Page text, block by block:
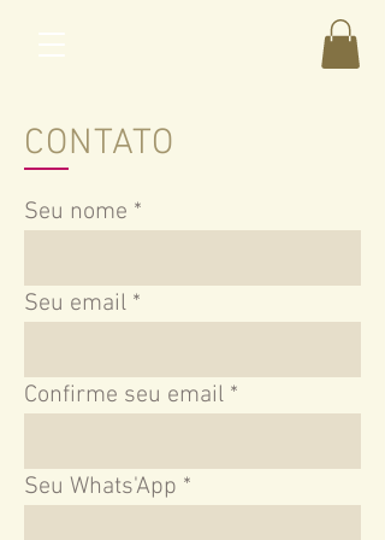
CONTATO
Seu nome
Seu email
Confirme seu email
Seu Whats'App